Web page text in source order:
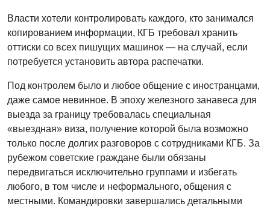
Власти хотели контролировать каждого, кто занимался
копированием информации, КГБ требовал хранить
оттиски со всех пишущих машинок — на случай, если
потребуется установить автора распечатки.
Под контролем было и любое общение с иностранцами,
даже самое невинное. В эпоху железного занавеса для
выезда за границу требовалась специальная
«выездная» виза, получение которой была возможно
только после долгих разговоров с сотрудниками КГБ. За
рубежом советские граждане были обязаны
передвигаться исключительно группами и избегать
любого, в том числе и неформального, общения с
местными. Командировки завершались детальными